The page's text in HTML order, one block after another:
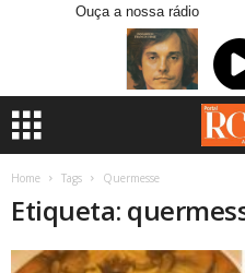
Ouça a nossa rádio
Home Tags Quermesse
Etiqueta: